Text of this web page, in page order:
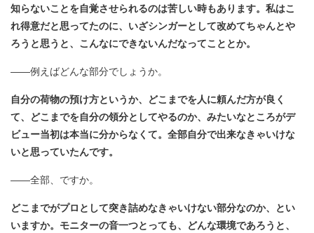
知らないことを自覚させられるのは苦しい時もあります。私はこ
れ得意だと思ってたのに、いざシンガーとして改めてちゃんとや
ろうと思うと、こんなにできないんだなってこととか。
――例えばどんな部分でしょうか。
自分の荷物の預け方というか、どこまでを人に頼んだ方が良く
て、どこまでを自分の領分としてやるのか、みたいなところがデ
ビュー当初は本当に分からなくて。全部自分で出来なきゃいけな
いと思っていたんです。
――全部、ですか。
どこまでがプロとして突き詰めなきゃいけない部分なのか、とい
いますか。モニターの音一つとっても、どんな環境であろうと、